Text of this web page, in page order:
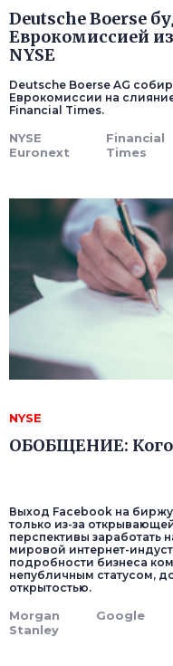
Deutsche Boerse
Еврокомиссией
NYSE
Deutsche Boerse AG
Еврокомиссии на
Financial Times.
NYSE
Euronext
Financial
Times
NYSE
ОБОБЩЕНИЕ: Кого
Выход Facebook на
только из-за
перспективы заработать
мировой интернет-
подробности бизнеса
непубличным статусом,
открытостью.
Morgan
Stanley
Google